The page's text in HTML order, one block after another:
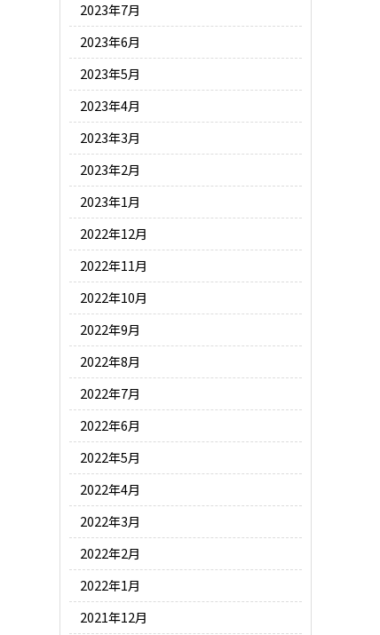
2023年7月
2023年6月
2023年5月
2023年4月
2023年3月
2023年2月
2023年1月
2022年12月
2022年11月
2022年10月
2022年9月
2022年8月
2022年7月
2022年6月
2022年5月
2022年4月
2022年3月
2022年2月
2022年1月
2021年12月